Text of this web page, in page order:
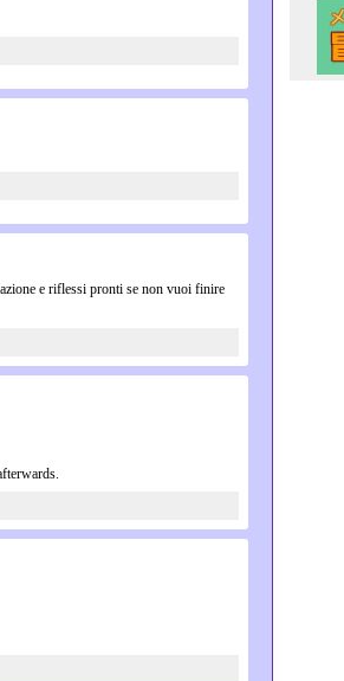
e riflessi pronti se non vuoi finire